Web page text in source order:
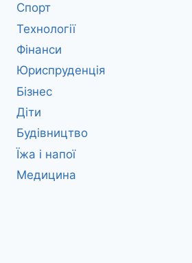
Спорт
Технології
Фінанси
Юриспруденція
Бізнес
Діти
Будівництво
Їжа і напої
Медицина